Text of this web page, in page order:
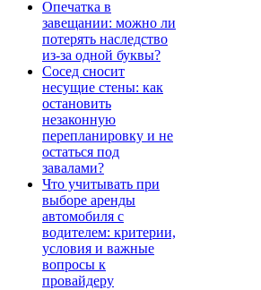
Опечатка в
завещании: можно ли
потерять наследство
из-за одной буквы?
Сосед сносит
несущие стены: как
остановить
незаконную
перепланировку и не
остаться под
завалами?
Что учитывать при
выборе аренды
автомобиля с
водителем: критерии,
условия и важные
вопросы к
провайдеру